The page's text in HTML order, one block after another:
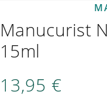
Manucurist
15ml
13,95 €